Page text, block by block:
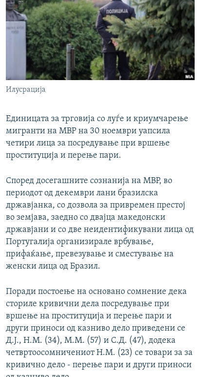
РСЕ веб страници
Илусрација
Единицата за трговија со луѓе и криумчарење
мигранти на МВР на 30 ноември уапсила
четири лица за посредување при вршење
проституција и перење пари.
Според досегашните сознанија на МВР, во
периодот од декември лани бразилска
државјанка, со дозвола за привремен престој
во земјава, заедно со двајца македонски
државјани и со две неидентификувани лица од
Португалија организирале врбување,
прифаќање, превезување и сместување на
женски лица од Бразил.
Поради постоење на основано сомнение дека
сториле кривични дела посредување при
вршење на проституција и перење пари и
други приноси од казниво дело приведени се
Д.Ј., Н.М. (34), М.М. (57) и С.Д. (47), додека
четвртоосомничениот Н.М. (23) се товари за за
кривично дело - перење пари и други приноси